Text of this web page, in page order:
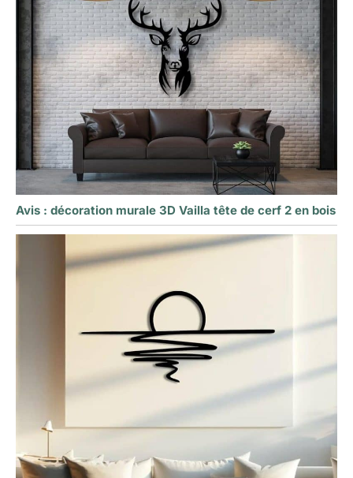
Avis : décoration murale 3D Vailla tête de cerf 2 en bois